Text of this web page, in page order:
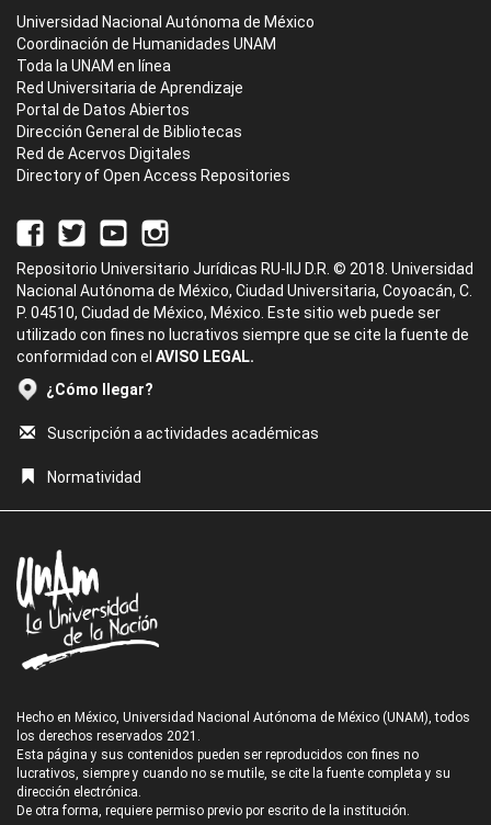
Universidad Nacional Autónoma de México
Coordinación de Humanidades UNAM
Toda la UNAM en línea
Red Universitaria de Aprendizaje
Portal de Datos Abiertos
Dirección General de Bibliotecas
Red de Acervos Digitales
Directory of Open Access Repositories
Repositorio Universitario Jurídicas RU-IIJ D.R. © 2018. Universidad
Nacional Autónoma de México, Ciudad Universitaria, Coyoacán, C.
P. 04510, Ciudad de México, México. Este sitio web puede ser
utilizado con fines no lucrativos siempre que se cite la fuente de
conformidad con el AVISO LEGAL.
¿Cómo llegar?
Suscripción a actividades académicas
Normatividad
Hecho en México, Universidad Nacional Autónoma de México (UNAM), todos
los derechos reservados 2021.
Esta página y sus contenidos pueden ser reproducidos con fines no
lucrativos, siempre y cuando no se mutile, se cite la fuente completa y su
dirección electrónica.
De otra forma, requiere permiso previo por escrito de la institución.